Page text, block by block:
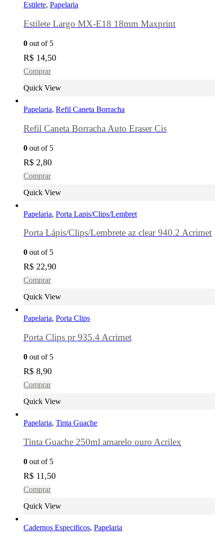
Estilete, Papelaria
Estilete Largo MX-E18 18mm Maxprint
0 out of 5
R$ 14,50
Comprar
Quick View
Papelaria, Refil Caneta Borracha
Refil Caneta Borracha Auto Eraser Cis
0 out of 5
R$ 2,80
Comprar
Quick View
Papelaria, Porta Lapis/Clips/Lembret
Porta Lápis/Clips/Lembrete az clear 940.2 Acrimet
0 out of 5
R$ 22,90
Comprar
Quick View
Papelaria, Porta Clips
Porta Clips pr 935.4 Acrimet
0 out of 5
R$ 8,90
Comprar
Quick View
Papelaria, Tinta Guache
Tinta Guache 250ml amarelo ouro Acrilex
0 out of 5
R$ 11,50
Comprar
Quick View
Cadernos Especificos, Papelaria